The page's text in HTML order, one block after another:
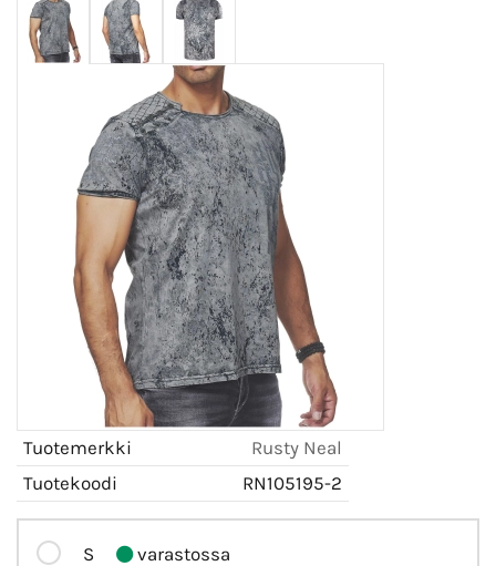
Tuotemerkki
Rusty Neal
Tuotekoodi
RN105195-2
S varastossa